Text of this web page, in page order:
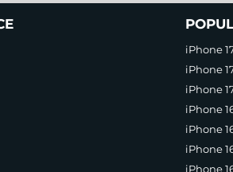
info och länkar
iPhone
iPhone
iPhone
iPhone
iPhone
iPhone
iPhone